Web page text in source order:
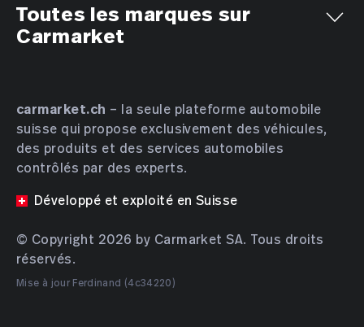
Toutes les marques sur
Carmarket
Aston Martin
Audi Bentley BMW
Bucher
Bugatti
BYD Cadillac Chevrolet
Chrysler
Citroën
Cupra Dacia Daewoo
Daihatsu
Farizon
Ferrari Fiat Ford GAC
Genesis
Honda HONGQI Hyundai
INEOS
Isuzu
JAC
Kia
Lamborghini Lancia
carmarket.ch – la seule plateforme automobile
suisse qui propose exclusivement des véhicules,
des produits et des services automobiles
contrôlés par des experts.
Développé et exploité en Suisse
© Copyright 2026 by Carmarket SA. Tous droits
réservés.
Mise à jour Ferdinand (4c34220)